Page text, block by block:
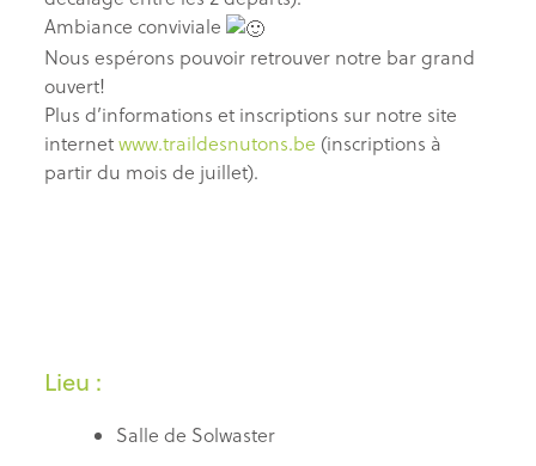
Ambiance conviviale
Nous espérons pouvoir retrouver notre bar grand
ouvert!
Plus d’informations et inscriptions sur notre site
internetwww.traildesnutons.be (inscriptions à
partir du mois de juillet).
Lieu :
Salle de Solwaster